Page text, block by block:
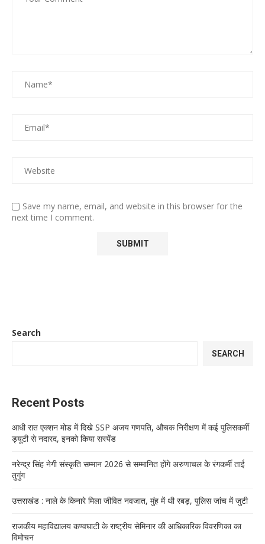
Save my name, email, and website in this browser for the
next time I comment.
Search
SEARCH
Recent Posts
आधी रात एक्शन मोड में दिखे SSP अजय गणपति, औचक निरीक्षण में कई पुलिसकर्मी
ड्यूटी से नदारद, इनको किया सस्पेंड
नरेन्द्र सिंह नेगी संस्कृति सम्मान 2026 से सम्मानित होंगे अरुणाचल के रंगकर्मी ताई
तुगुंग
उत्तराखंड : नाले के किनारे मिला जीवित नवजात, मुंह में थी रबड़, पुलिस जांच में जुटी
राजकीय महाविद्यालय कण्वघाटी के राष्ट्रीय सेमिनार की आधिकारिक विवरणिका का
विमोचन